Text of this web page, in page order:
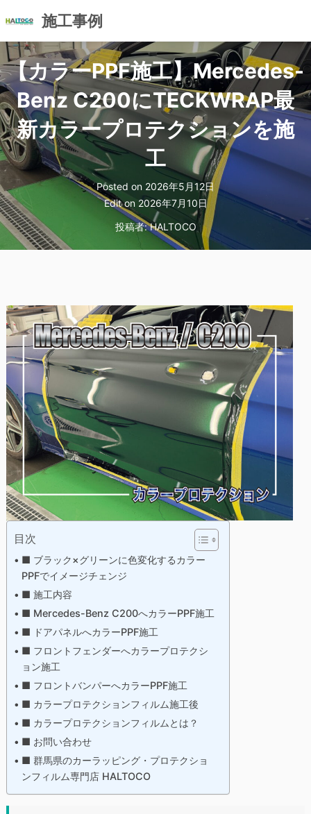
コ
ン
テ
ン
ツ
へ
ス
キ
ッ
プ
施工事例
【カラーPPF施工】Mercedes-
Benz C200にTECKWRAP最
新カラープロテクションを施
工
Posted on 2026年5月12日
Edit on 2026年7月10日
投稿者:HALTOCO
目次
■ ブラック×グリーンに色変化するカラー
PPFでイメージチェンジ
■ 施工内容
■ Mercedes-Benz C200へカラーPPF施工
■ ドアパネルへカラーPPF施工
■ フロントフェンダーへカラープロテクシ
ョン施工
■ フロントバンパーへカラーPPF施工
■ カラープロテクションフィルム施工後
■ カラープロテクションフィルムとは？
■ お問い合わせ
■ 群馬県のカーラッピング・プロテクショ
ンフィルム専門店 HALTOCO